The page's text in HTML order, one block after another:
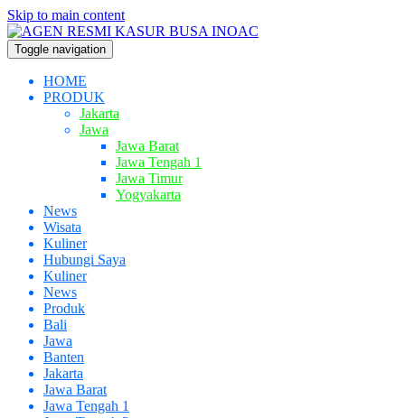
Skip to main content
Toggle navigation
HOME
PRODUK
Jakarta
Jawa
Jawa Barat
Jawa Tengah 1
Jawa Timur
Yogyakarta
News
Wisata
Kuliner
Hubungi Saya
Kuliner
News
Produk
Bali
Jawa
Banten
Jakarta
Jawa Barat
Jawa Tengah 1